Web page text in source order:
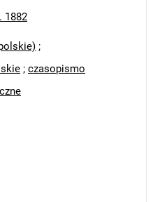
1882
;
; czasopismo